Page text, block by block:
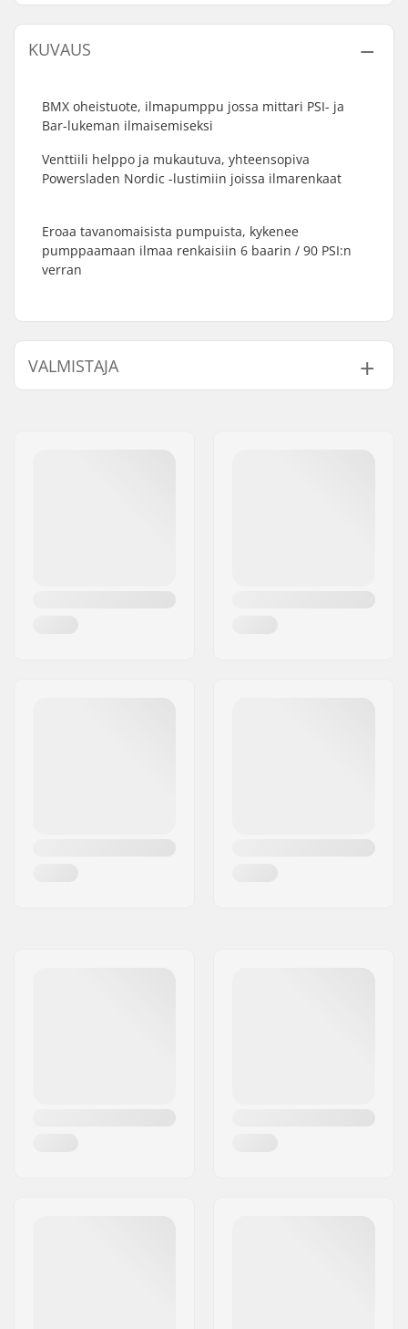
KUVAUS
BMX oheistuote, ilmapumppu jossa mittari PSI- ja
Bar-lukeman ilmaisemiseksi
Venttiili helppo ja mukautuva, yhteensopiva
Powersladen Nordic -lustimiin joissa ilmarenkaat
Eroaa tavanomaisista pumpuista, kykenee
pumppaamaan ilmaa renkaisiin 6 baarin / 90 PSI:n
verran
VALMISTAJA